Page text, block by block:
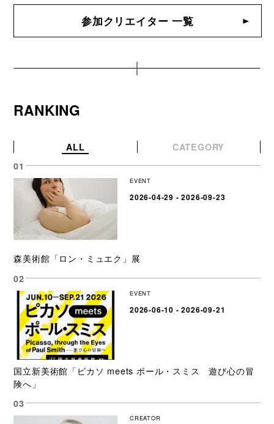
参加クリエイター 一覧
RANKING
ALL CATEGORY
EVENT
2026-04-29 - 2026-09-23
森美術館「ロン・ミュエク」展
EVENT
2026-06-10 - 2026-09-21
国立新美術館「ピカソ meets ポール・スミス 遊び心の冒
険へ」
CREATOR